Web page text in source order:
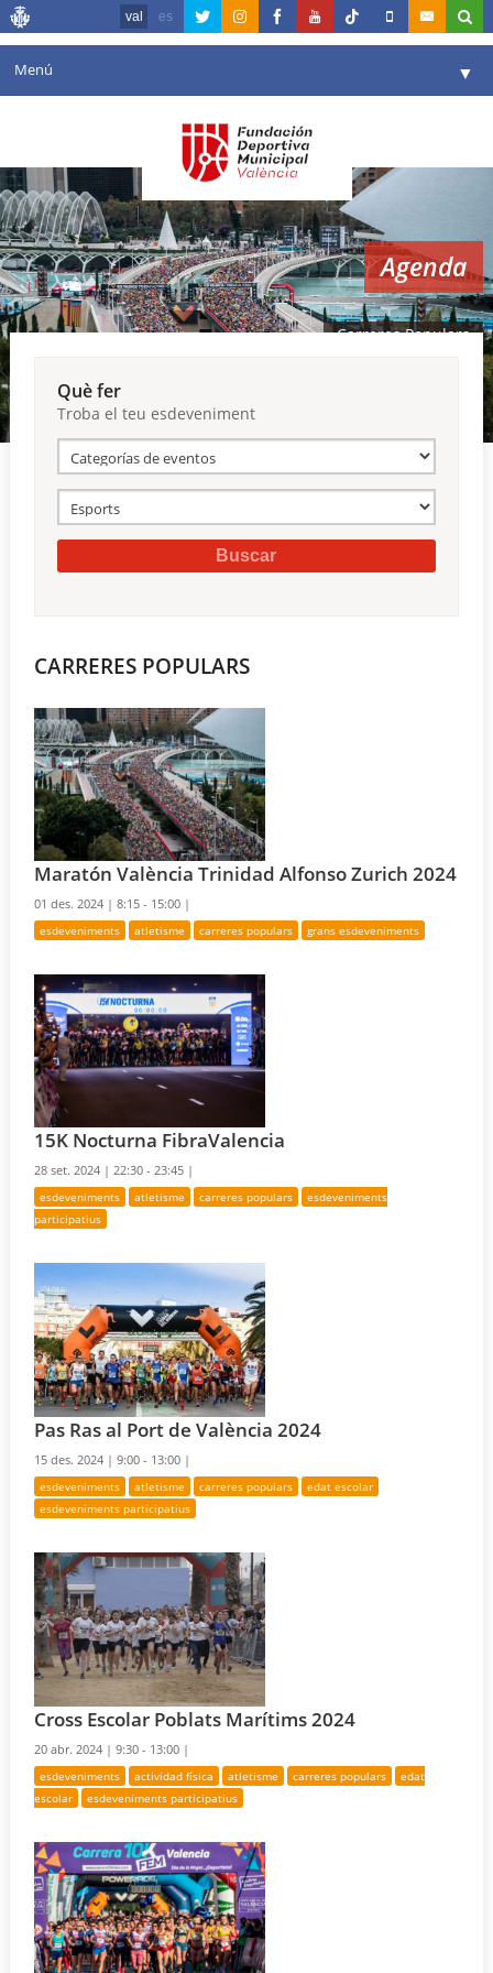
val es
Menú ▼
Agenda
Instal·lacions
Comunicació ▼
València en esport ▼
Reserves
Agenda
Carreres Populars
Què fer
Troba el teu esdeveniment
CARRERES POPULARS
Maratón València Trinidad Alfonso Zurich 2024
01 des. 2024 |8:15 - 15:00 |
esdeveniments atletisme carreres populars grans esdeveniments
15K Nocturna FibraValencia
28 set. 2024 |22:30 - 23:45 |
esdeveniments atletisme carreres populars
esdeveniments
participatius
Pas Ras al Port de València 2024
15 des. 2024 |9:00 - 13:00 |
esdeveniments atletisme carreres populars
edat escolar
esdeveniments participatius
Cross Escolar Poblats Marítims 2024
20 abr. 2024 |9:30 - 13:00 |
esdeveniments actividad física atletisme carreres populars
edat
escolar
esdeveniments participatius